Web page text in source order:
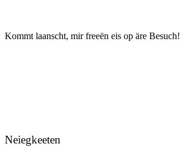
Kommt laanscht, mir freeën eis op äre Besuch!
Neiegkeeten